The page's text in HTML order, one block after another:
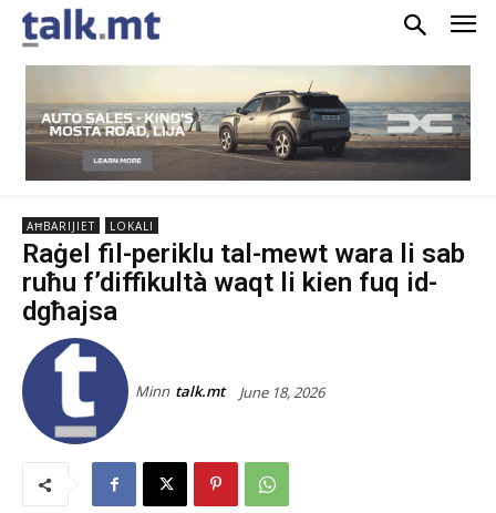
AĦBARIJIET LOKALI
Raġel fil-periklu tal-mewt wara li sab
ruħu f’diffikultà waqt li kien fuq id-
dgħajsa
Minn talk.mt June 18, 2026